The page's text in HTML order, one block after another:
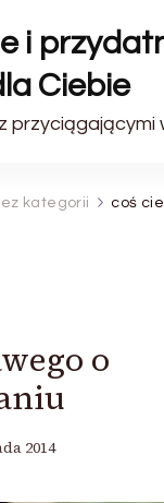
i
Ciebie
przyciągającymi
kategorii
coś
o
2014